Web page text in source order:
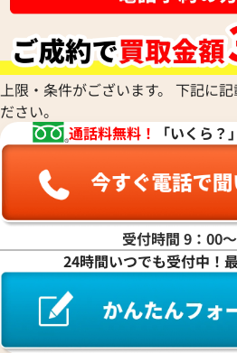
ハ行
マ行
ヤ行
ワ行
上限・条件がございます。 下記に
ださい。
通話料無料！
「いくら
受付時間 9：00
24時間いつでも受付中！